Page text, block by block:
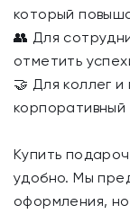
который
👥 Для
отметить
🤝 Для коллег
Купить
удобно. Мы
оформления,